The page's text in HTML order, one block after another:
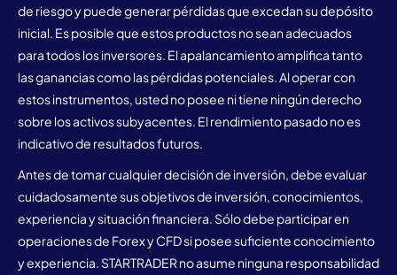
de riesgo y puede generar pérdidas que excedan su depósito
inicial. Es posible que estos productos no sean adecuados
para todos los inversores. El apalancamiento amplifica tanto
las ganancias como las pérdidas potenciales. Al operar con
estos instrumentos, usted no posee ni tiene ningún derecho
sobre los activos subyacentes. El rendimiento pasado no es
indicativo de resultados futuros.
Antes de tomar cualquier decisión de inversión, debe evaluar
cuidadosamente sus objetivos de inversión, conocimientos,
experiencia y situación financiera. Sólo debe participar en
operaciones de Forex y CFD si posee suficiente conocimiento
y experiencia. STARTRADER no asume ninguna responsabilidad